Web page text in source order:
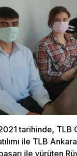
tarihinde, TLB
ile TLB
ile yürüten